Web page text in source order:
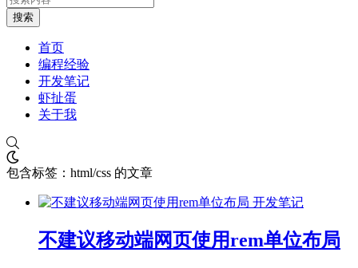
搜索
首页
编程经验
开发笔记
虾扯蛋
关于我
包含标签：html/css 的文章
开发笔记
不建议移动端网页使用rem单位布局